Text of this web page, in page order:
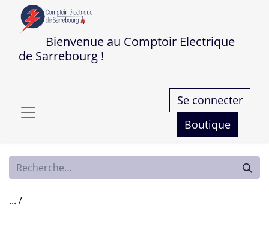
Bienvenue au Comptoir Electrique
de Sarrebourg !
Se connecter
Boutique
... /